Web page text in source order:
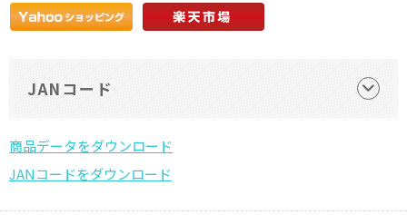
JANコード